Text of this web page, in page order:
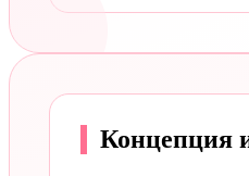
Концепция